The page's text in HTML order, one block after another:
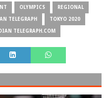
OLYMPICS REGIONAL
TELEGRAPH TOKYO 2020
TELEGRAPH.COM